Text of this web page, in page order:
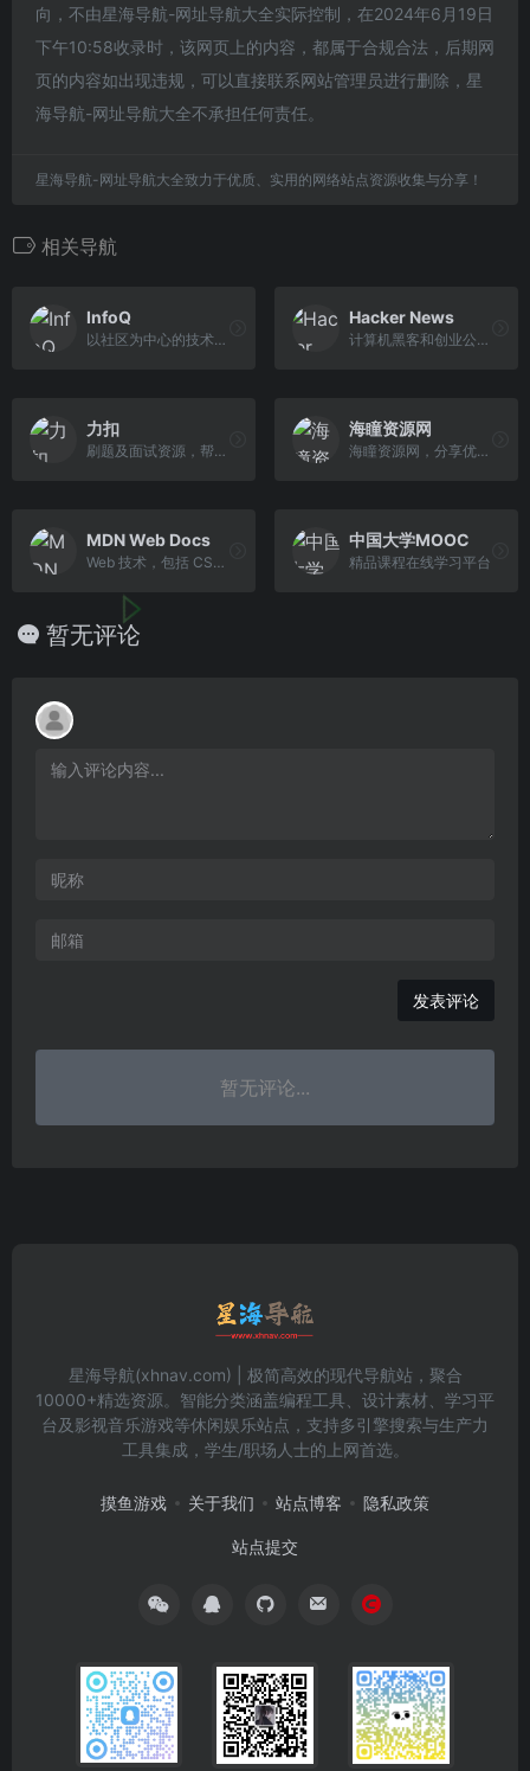
向，不由星海导航-网址导航大全实际控制，在2024年6月19日
下午10:58收录时，该网页上的内容，都属于合规合法，后期网
页的内容如出现违规，可以直接联系网站管理员进行删除，星
海导航-网址导航大全不承担任何责任。
星海导航-网址导航大全致力于优质、实用的网络站点资源收集与分享！
相关导航
InfoQ
以社区为中心的技术媒体平台...
Hacker News
计算机黑客和创业公司的社会...
力扣
刷题及面试资源，帮助你高效...
海瞳资源网
海瞳资源网，分享优质资源
MDN Web Docs
Web 技术，包括 CSS、HTML 和...
中国大学MOOC
精品课程在线学习平台
暂无评论
发表评论
暂无评论...
星海导航(xhnav.com) | 极简高效的现代导航站，聚合
10000+精选资源。智能分类涵盖编程工具、设计素材、学习平
台及影视音乐游戏等休闲娱乐站点，支持多引擎搜索与生产力
工具集成，学生/职场人士的上网首选。
摸鱼游戏 关于我们 站点博客 隐私政策
站点提交